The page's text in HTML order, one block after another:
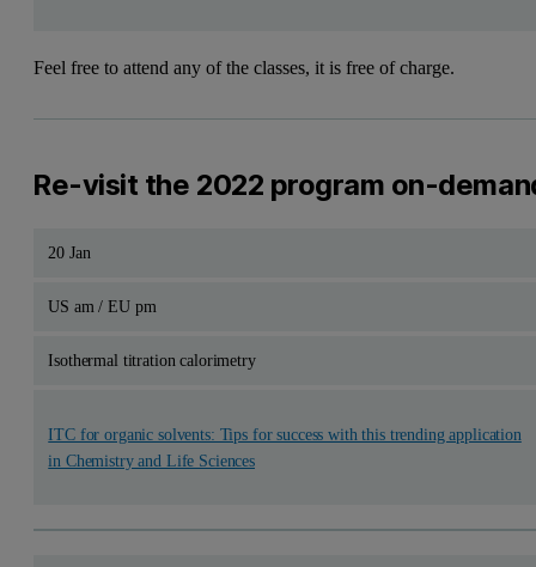
Feel free to attend any of the classes, it is free of charge.
Re-visit the 2022 program on-
20 Jan
US am / EU pm
Isothermal titration calorimetry
ITC for organic solvents: Tips for success with this trending application
in Chemistry and Life Sciences